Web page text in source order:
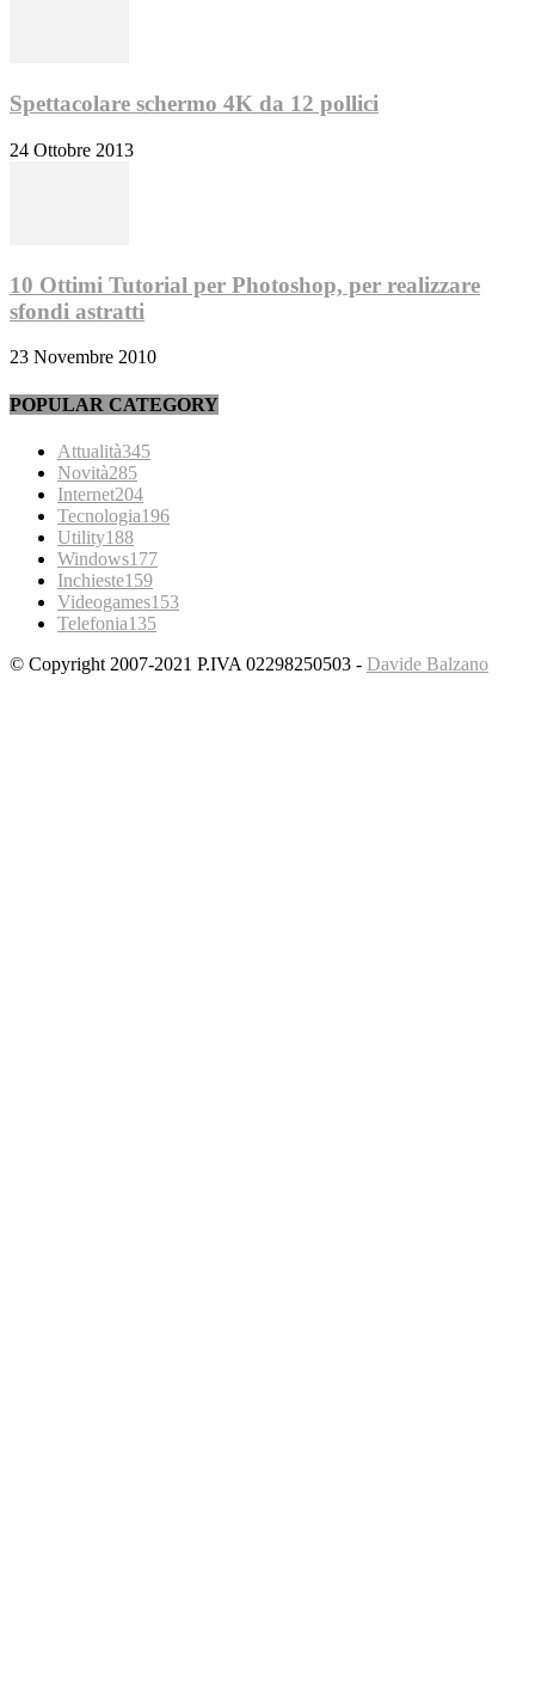
Spettacolare schermo 4K da 12 pollici
24 Ottobre 2013
10 Ottimi Tutorial per Photoshop, per realizzare
sfondi astratti
23 Novembre 2010
POPULAR CATEGORY
Attualità345
Novità285
Internet204
Tecnologia196
Utility188
Windows177
Inchieste159
Videogames153
Telefonia135
© Copyright 2007-2021 P.IVA 02298250503 - Davide Balzano